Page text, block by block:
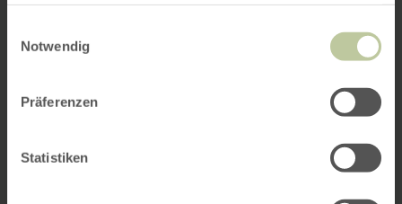
Notwendig
Präferenzen
Statistiken